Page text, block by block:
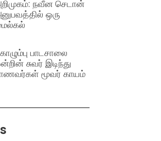
நவீன செடான்
ஒரு
பாடசாலை
சுவர் இடிந்து
மூவர் காயம்